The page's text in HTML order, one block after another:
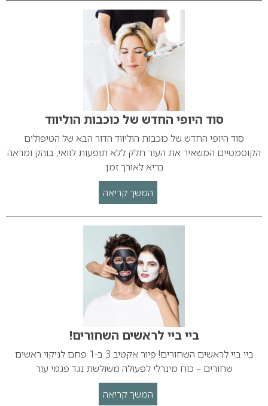
סוד היופי החדש של כוכבות הוליווד
סוד היופי החדש של כוכבות הוליווד הדור הבא של הטיפולים
הקוסמטיים המשאיר את העור חלק ללא תופעות לוואי, בוהק ומראה
בריא לאורך זמן.
המשך קריאה
ביי ביי לראשים השחורים!
ביי ביי לראשים השחורים! פיור אקטיב 3 ב-1 פחם לניקוי ראשים
שחורים – כוח מינרלי לפעולה משולשת נגד פגמי עור
המשך קריאה